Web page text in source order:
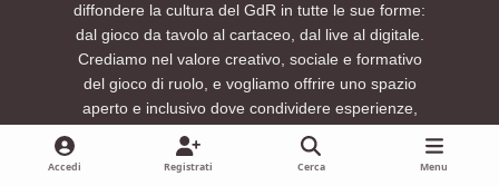
diffondere la cultura del GdR in tutte le sue forme:
dal gioco da tavolo al cartaceo, dal live al digitale.
Crediamo nel valore creativo, sociale e formativo
del gioco di ruolo, e vogliamo offrire uno spazio
aperto e inclusivo dove condividere esperienze,
idee, regole, ambientazioni e avventure.
Se condividi questa passione e vuoi aiutarci a far
Accedi Registrati Cerca Menu